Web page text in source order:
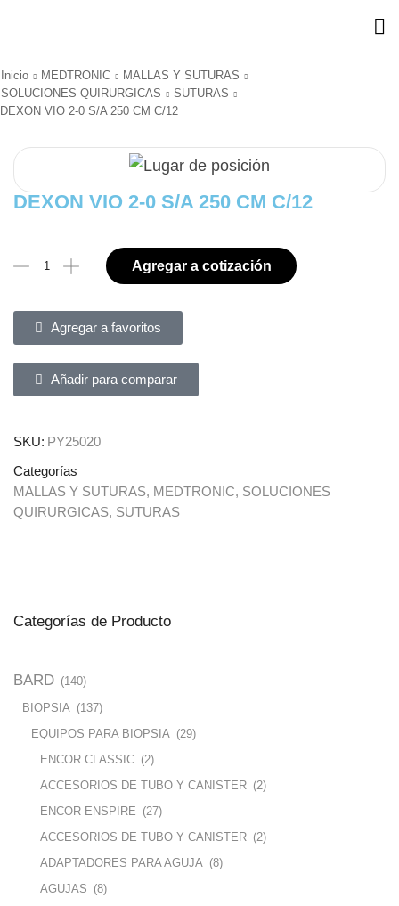
Inicio MEDTRONIC
MALLAS Y SUTURAS
SOLUCIONES QUIRURGICAS
SUTURAS
DEXON VIO 2-0 S/A 250 CM C/12
DEXON VIO 2-0 S/A 250 CM C/12
Agregar a cotización
Agregar a favoritos
Añadir para comparar
SKU: PY25020
Categorías
MALLAS Y SUTURAS, MEDTRONIC, SOLUCIONES
QUIRURGICAS, SUTURAS
Categorías de Producto
BARD (140)
BIOPSIA (137)
EQUIPOS PARA BIOPSIA (29)
ENCOR CLASSIC (2)
ACCESORIOS DE TUBO Y CANISTER (2)
ENCOR ENSPIRE (27)
ACCESORIOS DE TUBO Y CANISTER (2)
ADAPTADORES PARA AGUJA (8)
AGUJAS (8)